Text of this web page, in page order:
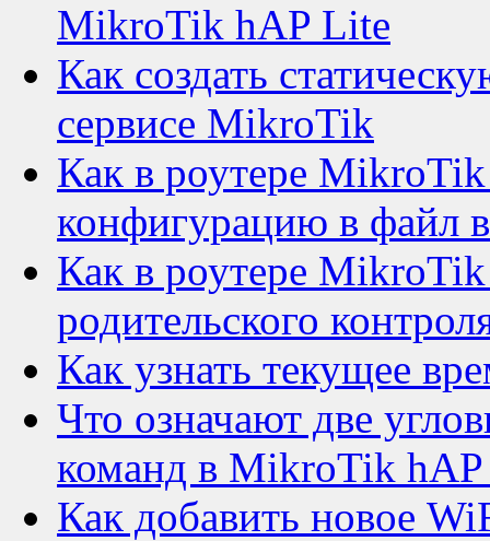
MikroTik hAP Lite
Как создать
сервисе MikroTik
Как в роутере
конфигурацию в файл
Как в роутере
родительского
Как узнать текущее
Что означают две
команд в MikroTik
Как добавить новое